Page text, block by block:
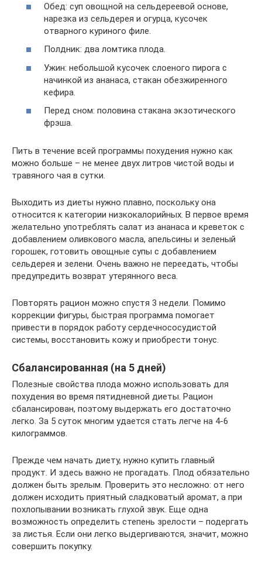
Обед: суп овощной на сельдереевой основе,
нарезка из сельдерея и огурца, кусочек
отварного куриного филе.
Полдник: два ломтика плода.
Ужин: небольшой кусочек слоеного пирога с
начинкой из ананаса, стакан обезжиренного
кефира.
Перед сном: половина стакана экзотического
фрэша.
Пить в течение всей программы похудения нужно как
можно больше – не менее двух литров чистой воды и
травяного чая в сутки.
Выходить из диеты нужно плавно, поскольку она
относится к категории низкокалорийных. В первое время
желательно употреблять салат из ананаса и креветок с
добавлением оливкового масла, апельсины и зеленый
горошек, готовить овощные супы с добавлением
сельдерея и зелени. Очень важно не переедать, чтобы
предупредить возврат утерянного веса.
Повторять рацион можно спустя 3 недели. Помимо
коррекции фигуры, быстрая программа помогает
привести в порядок работу сердечнососудистой
системы, восстановить кожу и приобрести тонус.
Сбалансированная (на 5 дней)
Полезные свойства плода можно использовать для
похудения во время пятидневной диеты. Рацион
сбалансирован, поэтому выдержать его достаточно
легко. За 5 суток многим удается стать легче на 4-6
килограммов.
Прежде чем начать диету, нужно купить главный
продукт. И здесь важно не прогадать. Плод обязательно
должен быть зрелым. Проверить это несложно: от него
должен исходить приятный сладковатый аромат, а при
похлопывании возникать глухой звук. Еще одна
возможность определить степень зрелости – подергать
за листья. Если они легко выдергиваются, значит, можно
совершить покупку.